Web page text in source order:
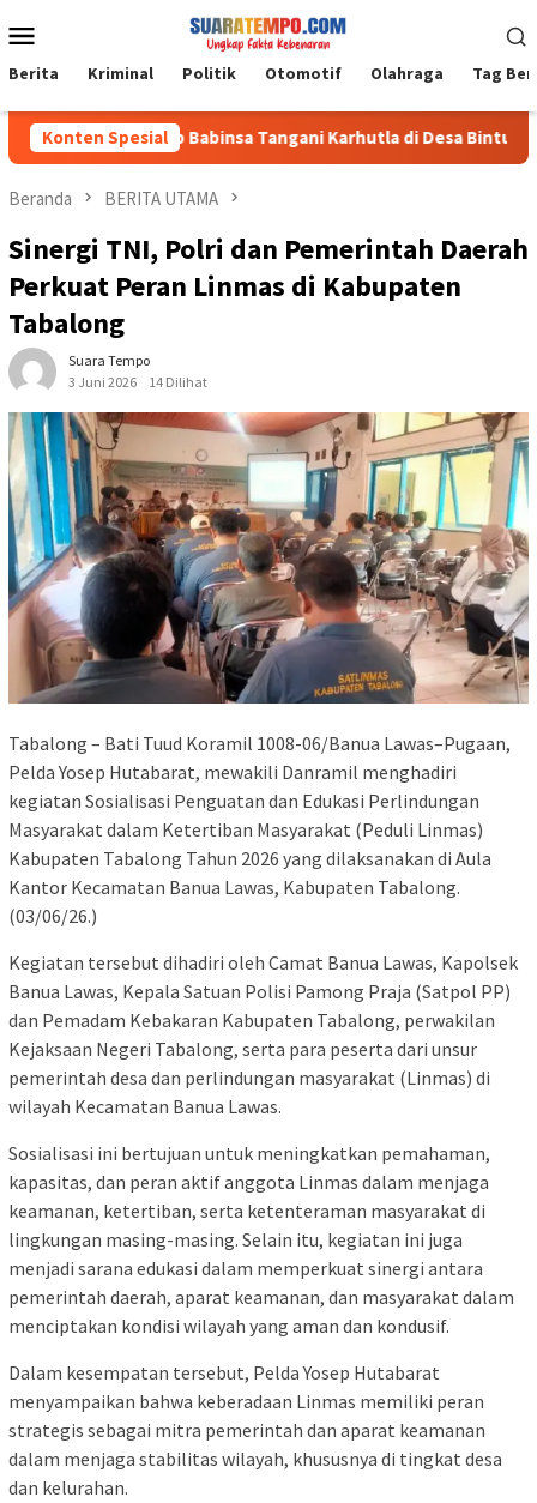
ke
kontenMobile
Berita Kriminal Politik Otomotif Olahraga Tag
Konten Spesial
Aksi Sigap Babinsa Tangani Karhutla di Desa Binturu, Api
Beranda BERITA UTAMA
Sinergi TNI, Polri dan Pemerintah Daerah
Perkuat Peran Linmas di Kabupaten
Tabalong
Suara Tempo
3 Juni 2026
14 Dilihat
Tabalong – Bati Tuud Koramil 1008-06/Banua Lawas–Pugaan,
Pelda Yosep Hutabarat, mewakili Danramil menghadiri
kegiatan Sosialisasi Penguatan dan Edukasi Perlindungan
Masyarakat dalam Ketertiban Masyarakat (Peduli Linmas)
Kabupaten Tabalong Tahun 2026 yang dilaksanakan di Aula
Kantor Kecamatan Banua Lawas, Kabupaten Tabalong.
(03/06/26.)
Kegiatan tersebut dihadiri oleh Camat Banua Lawas, Kapolsek
Banua Lawas, Kepala Satuan Polisi Pamong Praja (Satpol PP)
dan Pemadam Kebakaran Kabupaten Tabalong, perwakilan
Kejaksaan Negeri Tabalong, serta para peserta dari unsur
pemerintah desa dan perlindungan masyarakat (Linmas) di
wilayah Kecamatan Banua Lawas.
Sosialisasi ini bertujuan untuk meningkatkan pemahaman,
kapasitas, dan peran aktif anggota Linmas dalam menjaga
keamanan, ketertiban, serta ketenteraman masyarakat di
lingkungan masing-masing. Selain itu, kegiatan ini juga
menjadi sarana edukasi dalam memperkuat sinergi antara
pemerintah daerah, aparat keamanan, dan masyarakat dalam
menciptakan kondisi wilayah yang aman dan kondusif.
Dalam kesempatan tersebut, Pelda Yosep Hutabarat
menyampaikan bahwa keberadaan Linmas memiliki peran
strategis sebagai mitra pemerintah dan aparat keamanan
dalam menjaga stabilitas wilayah, khususnya di tingkat desa
dan kelurahan.